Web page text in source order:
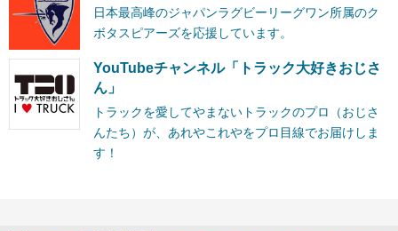
日本最高峰のジャパンラグビーリーグワン所属のク
ボタスピアーズを応援しています。
YouTubeチャンネル「トラック大好きおじさ
ん」
トラックを愛してやまないトラックのプロ（おじさ
んたち）が、あれやこれやをプロ目線でお届けしま
す！